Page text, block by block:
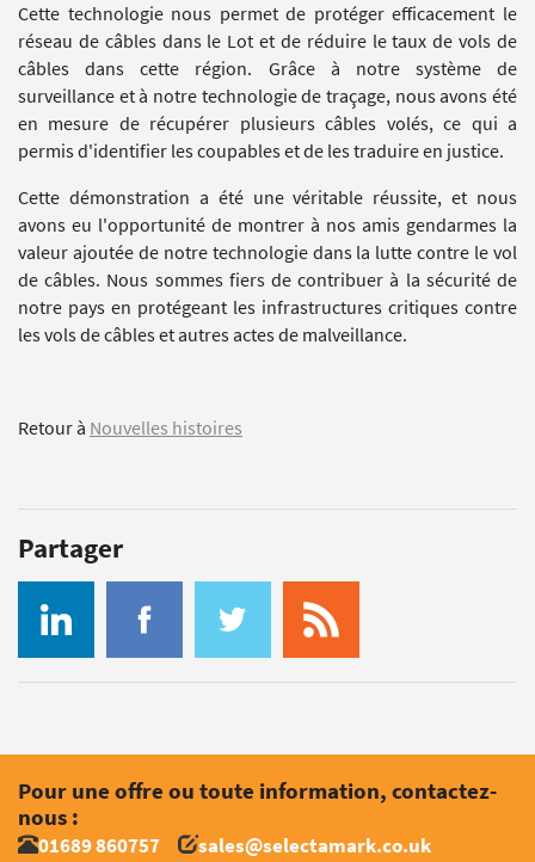
Cette technologie nous permet de protéger efficacement le
réseau de câbles dans le Lot et de réduire le taux de vols de
câbles dans cette région. Grâce à notre système de
surveillance et à notre technologie de traçage, nous avons été
en mesure de récupérer plusieurs câbles volés, ce qui a
permis d'identifier les coupables et de les traduire en justice.
Cette démonstration a été une véritable réussite, et nous
avons eu l'opportunité de montrer à nos amis gendarmes la
valeur ajoutée de notre technologie dans la lutte contre le vol
de câbles. Nous sommes fiers de contribuer à la sécurité de
notre pays en protégeant les infrastructures critiques contre
les vols de câbles et autres actes de malveillance.
Retour à Nouvelles histoires
Partager
Pour une offre ou toute information, contactez-
nous :
01689 860757 sales@selectamark.co.uk